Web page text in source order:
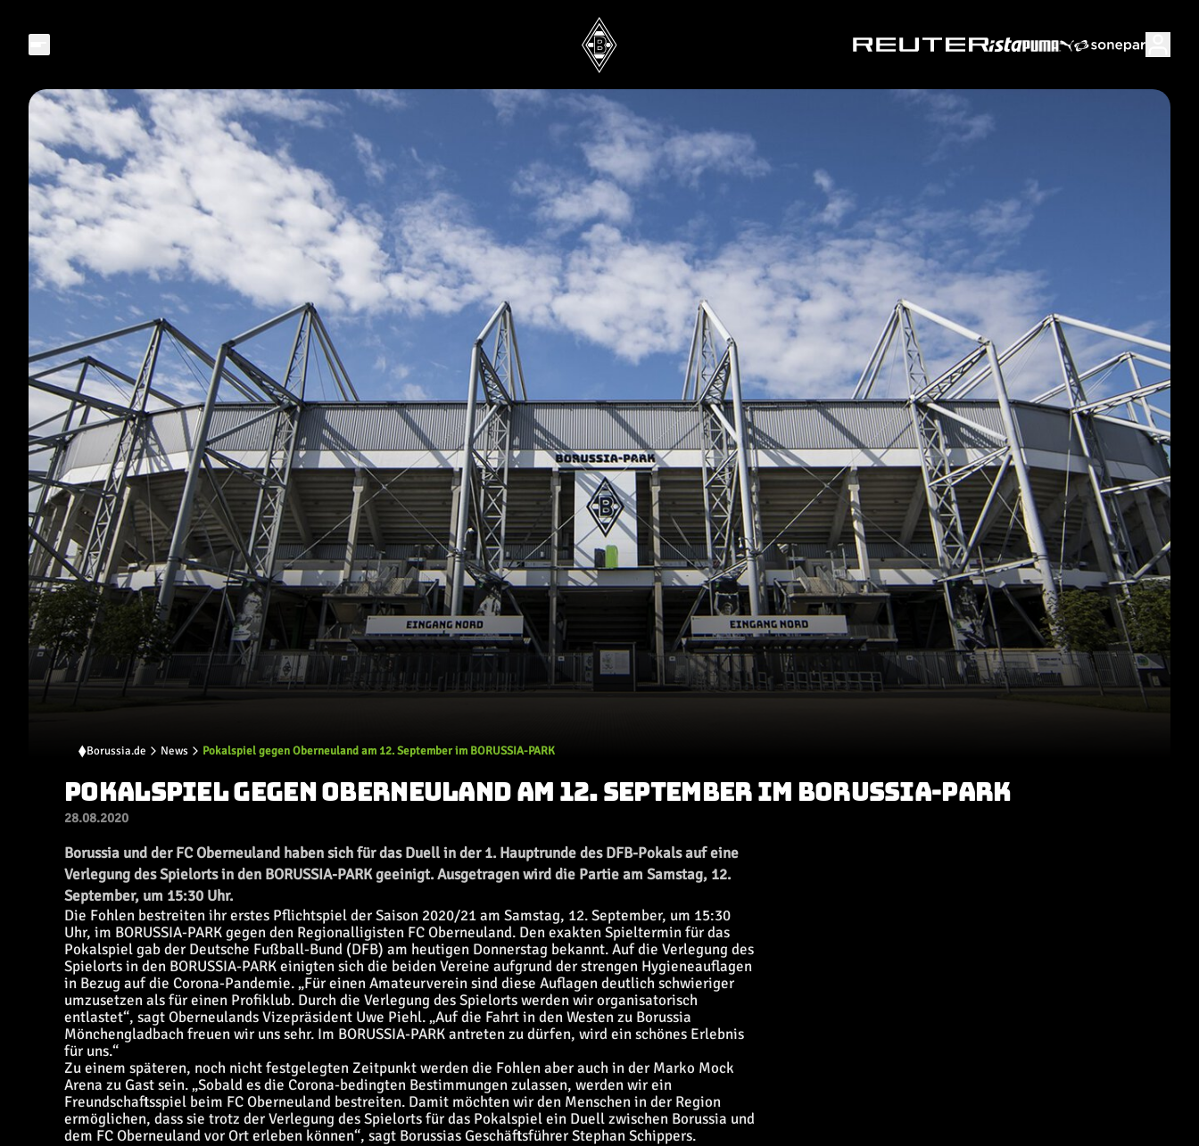
Borussia.de News Pokalspiel gegen Oberneuland am 12. September im BORUSSIA-PARK
POKALSPIEL GEGEN OBERNEULAND AM 12. SEPTEMBER IM BORUSSIA-PARK
28.08.2020
Borussia und der FC Oberneuland haben sich für das Duell in der 1. Hauptrunde des DFB-Pokals auf eine
Verlegung des Spielorts in den BORUSSIA-PARK geeinigt. Ausgetragen wird die Partie am Samstag, 12.
September, um 15:30 Uhr.
Die Fohlen bestreiten ihr erstes Pflichtspiel der Saison 2020/21 am Samstag, 12. September, um 15:30
Uhr, im BORUSSIA-PARK gegen den Regionalligisten FC Oberneuland. Den exakten Spieltermin für das
Pokalspiel gab der Deutsche Fußball-Bund (DFB) am heutigen Donnerstag bekannt. Auf die Verlegung des
Spielorts in den BORUSSIA-PARK einigten sich die beiden Vereine aufgrund der strengen Hygieneauflagen
in Bezug auf die Corona-Pandemie. „Für einen Amateurverein sind diese Auflagen deutlich schwieriger
umzusetzen als für einen Profiklub. Durch die Verlegung des Spielorts werden wir organisatorisch
entlastet“, sagt Oberneulands Vizepräsident Uwe Piehl. „Auf die Fahrt in den Westen zu Borussia
Mönchengladbach freuen wir uns sehr. Im BORUSSIA-PARK antreten zu dürfen, wird ein schönes Erlebnis
für uns.“
Zu einem späteren, noch nicht festgelegten Zeitpunkt werden die Fohlen aber auch in der Marko Mock
Arena zu Gast sein. „Sobald es die Corona-bedingten Bestimmungen zulassen, werden wir ein
Freundschaftsspiel beim FC Oberneuland bestreiten. Damit möchten wir den Menschen in der Region
ermöglichen, dass sie trotz der Verlegung des Spielorts für das Pokalspiel ein Duell zwischen Borussia und
dem FC Oberneuland vor Ort erleben können“, sagt Borussias Geschäftsführer Stephan Schippers.